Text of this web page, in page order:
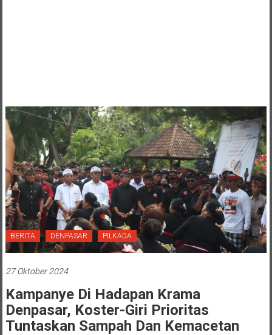
BERITA DENPASAR PILKADA
27 Oktober 2024
Kampanye Di Hadapan Krama
Denpasar, Koster-Giri Prioritas
Tuntaskan Sampah Dan Kemacetan